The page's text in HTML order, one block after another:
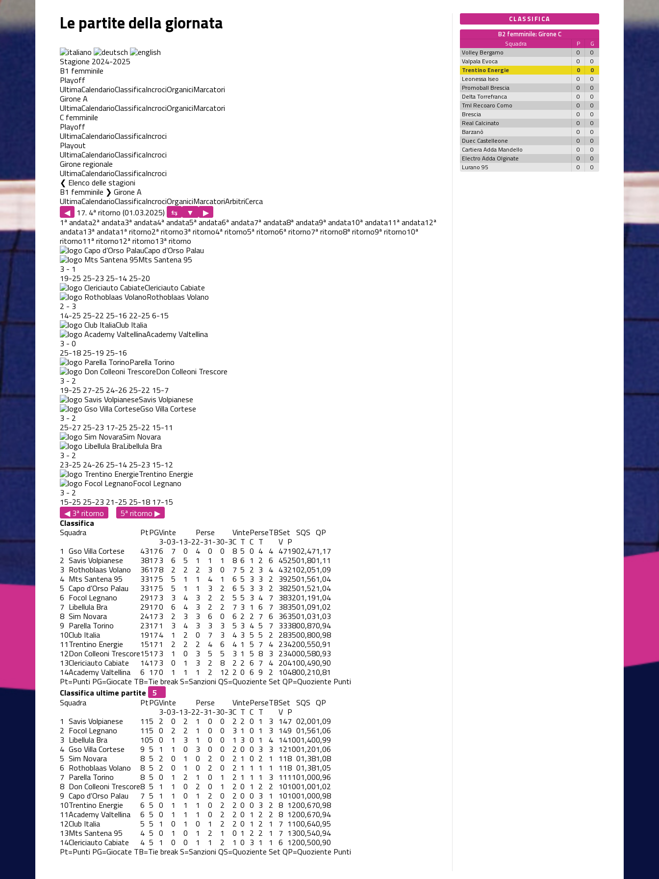
Le partite della giornata
Stagione 2024-2025
B1 femminile
Playoff
UltimaCalendarioClassificaIncrociOrganiciMarcatori
Girone A
UltimaCalendarioClassificaIncrociOrganiciMarcatori
C femminile
Playoff
UltimaCalendarioClassificaIncroci
Playout
UltimaCalendarioClassificaIncroci
Girone regionale
UltimaCalendarioClassificaIncroci
Elenco delle stagioni
B1 femminile ❯ Girone A
UltimaCalendarioClassificaIncrociOrganiciMarcatoriArbitriCerca
◀ 17. 4ª ritorno (01.03.2025)
▶
1ª andata2ª andata3ª andata4ª andata5ª andata6ª andata7ª andata8ª andata9ª andata10ª andata11ª andata12ª
andata13ª andata1ª ritorno2ª ritorno3ª ritorno4ª ritorno5ª ritorno6ª ritorno7ª ritorno8ª ritorno9ª ritorno10ª
ritorno11ª ritorno12ª ritorno13ª ritorno
Capo d’Orso Palau
Mts Santena 95
3 - 1
19-25 25-23 25-14 25-20
Clericiauto Cabiate
Rothoblaas Volano
2 - 3
14-25 25-22 25-16 22-25 6-15
Club Italia
Academy Valtellina
3 - 0
25-18 25-19 25-16
Parella Torino
Don Colleoni Trescore
3 - 2
19-25 27-25 24-26 25-22 15-7
Savis Volpianese
Gso Villa Cortese
3 - 2
25-27 25-23 17-25 25-22 15-11
Sim Novara
Libellula Bra
3 - 2
23-25 24-26 25-14 25-23 15-12
Trentino Energie
Focol Legnano
3 - 2
15-25 25-23 21-25 25-18 17-15
◀ 3ª ritorno
5ª ritorno ▶
Classifica
Squadra PtPGVinte Perse VintePerseTBSet SQS QP
3-03-13-22-31-30-3C T C T V P
1 Gso Villa Cortese 43176 7 0 4 0 0 8 5 0 4 4 471902,471,17
2 Savis Volpianese 38173 6 5 1 1 1 8 6 1 2 6 452501,801,11
3 Rothoblaas Volano 36178 2 2 2 3 0 7 5 2 3 4 432102,051,09
4 Mts Santena 95 33175 5 1 1 4 1 6 5 3 3 2 392501,561,04
5 Capo d’Orso Palau 33175 5 1 1 3 2 6 5 3 3 2 382501,521,04
6 Focol Legnano 29173 3 4 3 2 2 5 5 3 4 7 383201,191,04
7 Libellula Bra 29170 6 4 3 2 2 7 3 1 6 7 383501,091,02
8 Sim Novara 24173 2 3 3 6 0 6 2 2 7 6 363501,031,03
9 Parella Torino 23171 3 4 3 3 3 5 3 4 5 7 333800,870,94
10Club Italia 19174 1 2 0 7 3 4 3 5 5 2 283500,800,98
11Trentino Energie 15171 2 2 2 4 6 4 1 5 7 4 234200,550,91
12Don Colleoni Trescore15173 1 0 3 5 5 3 1 5 8 3 234000,580,93
13Clericiauto Cabiate 14173 0 1 3 2 8 2 2 6 7 4 204100,490,90
14Academy Valtellina 6 170 1 1 1 2 12 2 0 6 9 2 104800,210,81
Pt=Punti PG=Giocate TB=Tie breakS=Sanzioni QS=Quoziente Set QP=Quoziente Punti
Classifica ultime partite
Squadra
PtPGVinte Perse VintePerseTBSet SQS QP
3-03-13-22-31-30-3C T C T V P
1 Savis Volpianese 115 2 0 2 1 0 0 2 2 0 1 3 147 02,001,09
2 Focol Legnano 115 0 2 2 1 0 0 3 1 0 1 3 149 01,561,06
3 Libellula Bra 105 0 1 3 1 0 0 1 3 0 1 4 141001,400,99
4 Gso Villa Cortese 9 5 1 1 0 3 0 0 2 0 0 3 3 121001,201,06
5 Sim Novara 8 5 2 0 1 0 2 0 2 1 0 2 1 118 01,381,08
6 Rothoblaas Volano 8 5 2 0 1 0 2 0 2 1 1 1 1 118 01,381,05
7 Parella Torino 8 5 0 1 2 1 0 1 2 1 1 1 3 111101,000,96
8 Don Colleoni Trescore8 5 1 1 0 2 0 1 2 0 1 2 2 101001,001,02
9 Capo d’Orso Palau 7 5 1 1 0 1 2 0 2 0 0 3 1 101001,000,98
10Trentino Energie 6 5 0 1 1 1 0 2 2 0 0 3 2 8 1200,670,98
11Academy Valtellina 6 5 0 1 1 1 0 2 2 0 1 2 2 8 1200,670,94
12Club Italia 5 5 1 0 1 0 1 2 2 0 1 2 1 7 1100,640,95
13Mts Santena 95 4 5 0 1 0 1 2 1 0 1 2 2 1 7 1300,540,94
14Clericiauto Cabiate 4 5 1 0 0 1 1 2 1 0 3 1 1 6 1200,500,90
Pt=Punti PG=Giocate TB=Tie breakS=Sanzioni QS=Quoziente Set QP=Quoziente Punti
CLASSIFICA
B2 femminile: Girone C
Squadra P
G
Volley Bergamo
0
0
Valpala Evoca
0
0
Trentino Energie
0
0
Leonessa Iseo
0
0
Promoball Brescia
0
0
Delta Torrefranca
0
0
Tml Recoaro Como
0
0
Brescia
0
0
Real Calcinato
0
0
Barzanò
0
0
Duec Castelleone
0
0
Cartiera Adda Mandello
0
0
Electro Adda Olginate
0
0
Lurano 95
0 0